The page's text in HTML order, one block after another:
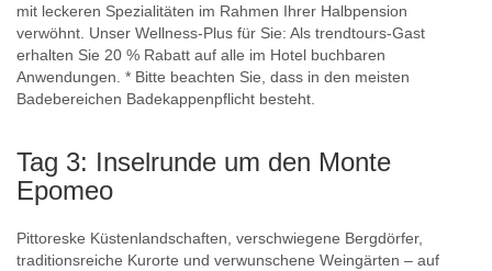
mit leckeren Spezialitäten im Rahmen Ihrer Halbpension
verwöhnt. Unser Wellness-Plus für Sie: Als trendtours-Gast
erhalten Sie 20 % Rabatt auf alle im Hotel buchbaren
Anwendungen. * Bitte beachten Sie, dass in den meisten
Badebereichen Badekappenpflicht besteht.
Tag 3: Inselrunde um den Monte
Epomeo
Pittoreske Küstenlandschaften, verschwiegene Bergdörfer,
traditionsreiche Kurorte und verwunschene Weingärten – auf